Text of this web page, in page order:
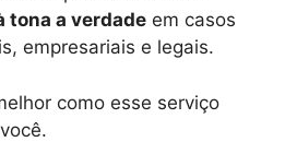
tona a verdade em casos
empresariais e legais.
como esse serviço